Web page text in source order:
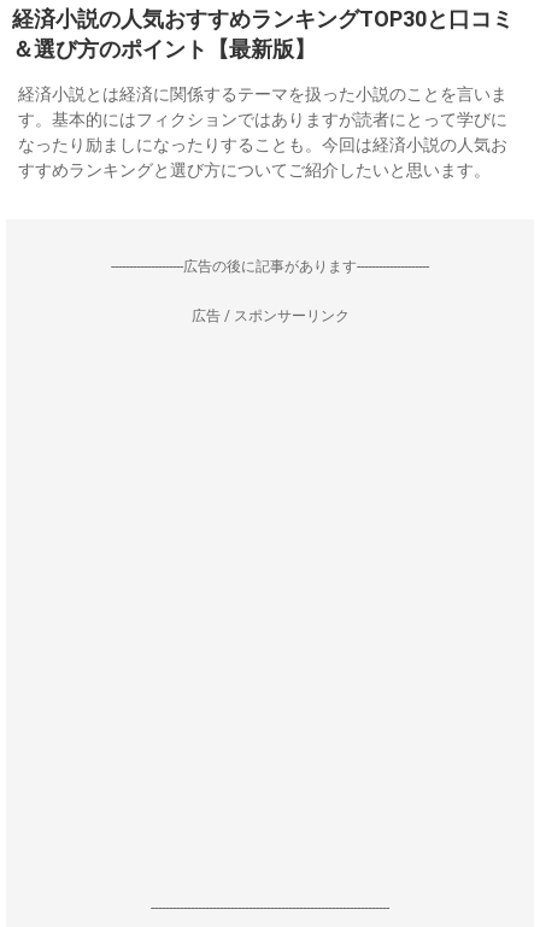
経済小説の人気おすすめランキングTOP30と口コミ
＆選び方のポイント【最新版】
経済小説とは経済に関係するテーマを扱った小説のことを言いま
す。基本的にはフィクションではありますが読者にとって学びに
なったり励ましになったりすることも。今回は経済小説の人気お
すすめランキングと選び方についてご紹介したいと思います。
--------------------広告の後に記事があります--------------------
広告 / スポンサーリンク
------------------------------------------------------------------